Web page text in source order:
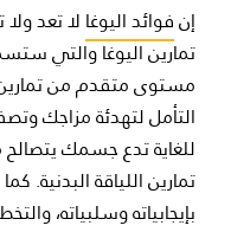
إنفوائد اليوغالا تعد
تمارين اليوغا والتي
مستوى متقدم من تمارين
التأمل لتهدئة مزاجك
للغاية تدع جسمك
تمارين اللياقة البدنية.
بإيجابياته وسلبياته،